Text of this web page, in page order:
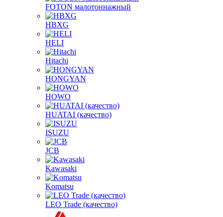
FOTON малотоннажный
HBXG
HELI
Hitachi
HONGYAN
HOWO
HUATAI (качество)
ISUZU
JCB
Kawasaki
Komatsu
LEO Trade (качество)